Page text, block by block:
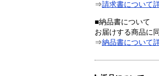
⇒請求書について
■納品書について
お届けする商品に
⇒納品書について